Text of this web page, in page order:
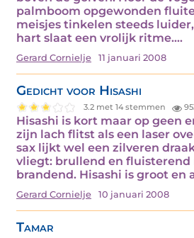
palmboom opgewonden
meisjes tinkelen steeds
hart slaat een vrolijk ritme.…
Gerard Cornielje 11 januari 2008
Gedicht voor Hisashi
3.2 met 14 stemmen
Hisashi is kort maar op geen
zijn lach flitst als een laser
sax lijkt wel een zilveren
vliegt: brullend en fluisterend
brandend. Hisashi is groot
Gerard Cornielje 10 januari 2008
Tamar